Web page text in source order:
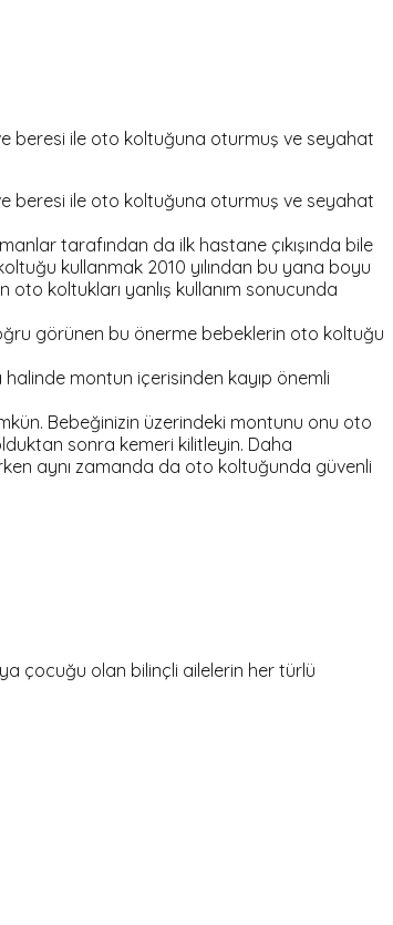
beresi ile oto koltuğuna oturmuş ve seyahat
beresi ile oto koltuğuna oturmuş ve seyahat
tarafından da ilk hastane çıkışında bile
kullanmak 2010 yılından bu yana boyu
koltukları yanlış kullanım sonucunda
görünen bu önerme bebeklerin oto koltuğu
montun içerisinden kayıp önemli
Bebeğinizin üzerindeki montunu onu oto
sonra kemeri kilitleyin. Daha
aynı zamanda da oto koltuğunda güvenli
çocuğu olan bilinçli ailelerin her türlü